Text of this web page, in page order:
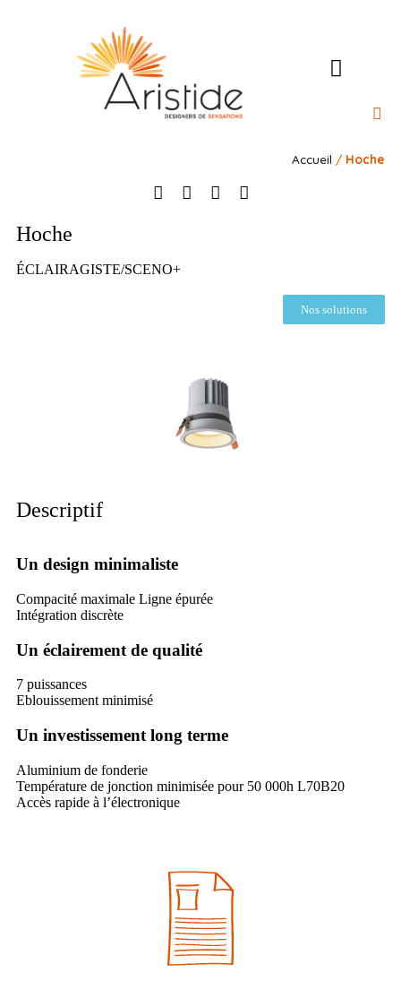
Accueil / Hoche
Hoche
ÉCLAIRAGISTE/SCENO+
Nos solutions
Descriptif
Un design minimaliste
Compacité maximale Ligne épurée
Intégration discrète
Un éclairement de qualité
7 puissances
Eblouissement minimisé
Un investissement long terme
Aluminium de fonderie
Température de jonction minimisée pour 50 000h L70B20
Accès rapide à l’électronique